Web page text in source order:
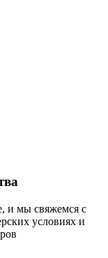
и мы свяжемся с
условиях и